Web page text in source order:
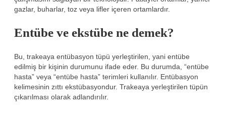
gazlar, buharlar, toz veya lifler içeren ortamlardır.
Entübe ve ekstübe ne demek?
Bu, trakeaya entübasyon tüpü yerleştirilen, yani entübe
edilmiş bir kişinin durumunu ifade eder. Bu durumda, “entübe
hasta” veya “entübe hasta” terimleri kullanılır. Entübasyon
kelimesinin zıttı ekstübasyondur. Trakeaya yerleştirilen tüpün
çıkarılması olarak adlandırılır.